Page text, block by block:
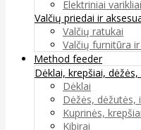
Elektriniai varikliai
Valčių priedai ir
Valčių ratukai
Valčių furnitūra
Method feeder
Dėklai, krepšiai, dėžės,
Dėklai
Dėžės, dėžutės,
Kuprinės, krepšiai
Kibirai